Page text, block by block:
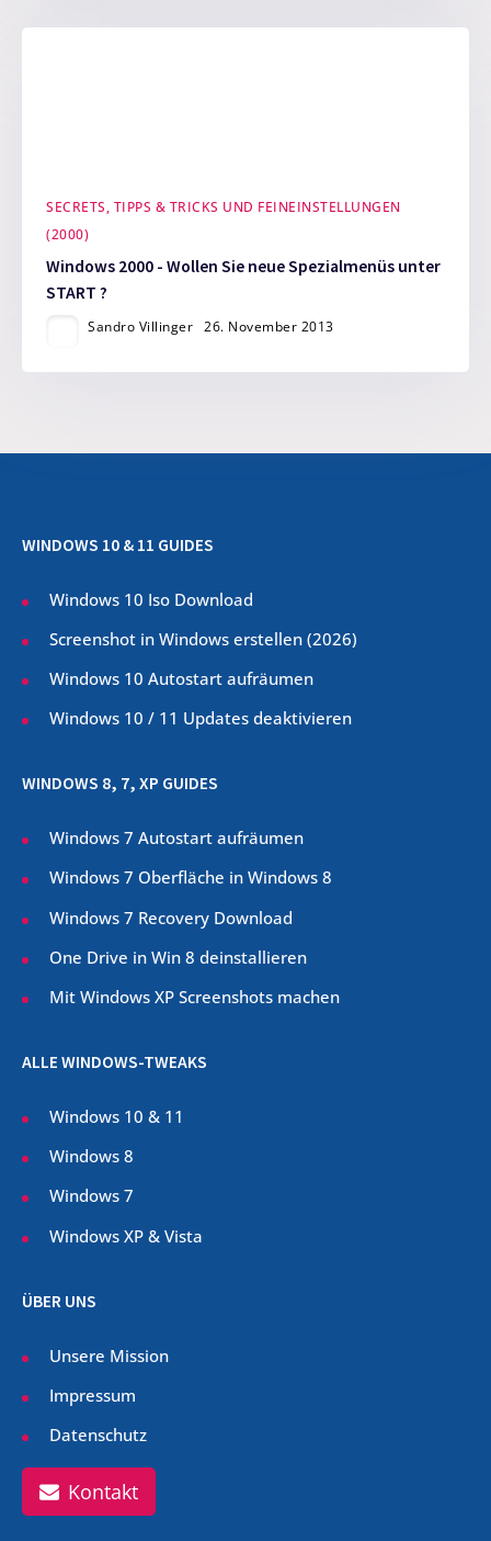
SECRETS, TIPPS & TRICKS UND FEINEINSTELLUNGEN
(2000)
Windows 2000 - Wollen Sie neue Spezialmenüs unter
START ?
Sandro Villinger 26. November 2013
WINDOWS 10 & 11 GUIDES
Windows 10 Iso Download
Screenshot in Windows erstellen (2026)
Windows 10 Autostart aufräumen
Windows 10 / 11 Updates deaktivieren
WINDOWS 8, 7, XP GUIDES
Windows 7 Autostart aufräumen
Windows 7 Oberfläche in Windows 8
Windows 7 Recovery Download
One Drive in Win 8 deinstallieren
Mit Windows XP Screenshots machen
ALLE WINDOWS-TWEAKS
Windows 10 & 11
Windows 8
Windows 7
Windows XP & Vista
ÜBER UNS
Unsere Mission
Impressum
Datenschutz
Kontakt